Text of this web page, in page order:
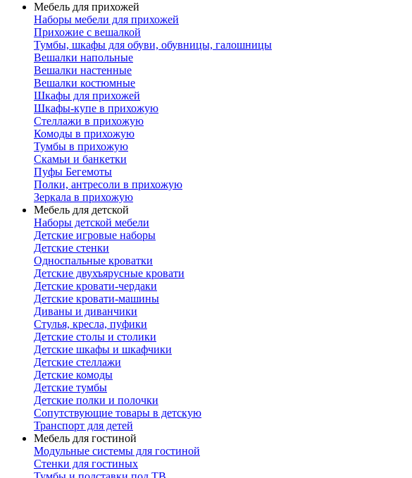
Мебель для прихожей
Наборы мебели для прихожей
Прихожие с вешалкой
Тумбы, шкафы для обуви, обувницы, галошницы
Вешалки напольные
Вешалки настенные
Вешалки костюмные
Шкафы для прихожей
Шкафы-купе в прихожую
Стеллажи в прихожую
Комоды в прихожую
Тумбы в прихожую
Скамьи и банкетки
Пуфы Бегемоты
Полки, антресоли в прихожую
Зеркала в прихожую
Мебель для детской
Наборы детской мебели
Детские игровые наборы
Детские стенки
Односпальные кроватки
Детские двухъярусные кровати
Детские кровати-чердаки
Детские кровати-машины
Диваны и диванчики
Стулья, кресла, пуфики
Детские столы и столики
Детские шкафы и шкафчики
Детские стеллажи
Детские комоды
Детские тумбы
Детские полки и полочки
Сопутствующие товары в детскую
Транспорт для детей
Мебель для гостиной
Модульные системы для гостиной
Стенки для гостиных